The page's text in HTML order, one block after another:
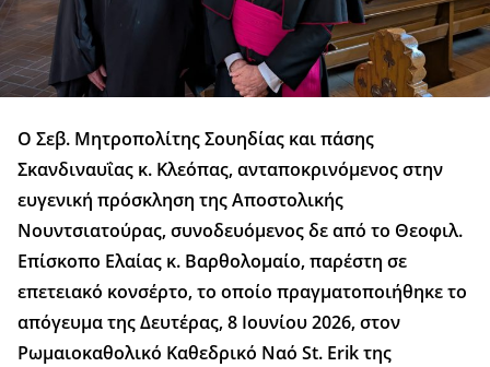
Ο Σεβ. Μητροπολίτης Σουηδίας και πάσης
Σκανδιναυΐας κ. Κλεόπας, ανταποκρινόμενος στην
ευγενική πρόσκληση της Αποστολικής
Νουντσιατούρας, συνοδευόμενος δε από το Θεοφιλ.
Επίσκοπο Ελαίας κ. Βαρθολομαίο, παρέστη σε
επετειακό κονσέρτο, το οποίο πραγματοποιήθηκε το
απόγευμα της Δευτέρας, 8 Ιουνίου 2026, στον
Ρωμαιοκαθολικό Καθεδρικό Ναό St. Erik της